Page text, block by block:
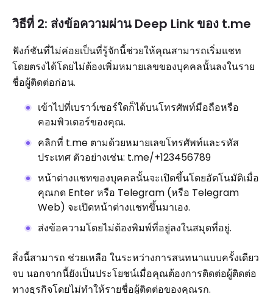
วิธีที่ 2: ส่งข้อความผ่าน Deep Link ของ t.me
ฟังก์ชันที่ไม่ค่อยเป็นที่รู้จักนี้ช่วยให้คุณสามารถเริ่มแชท
โดยตรงได้โดยไม่ต้องเพิ่มหมายเลขของบุคคลนั้นลงในราย
ชื่อผู้ติดต่อก่อน.
เข้าไปที่เบราว์เซอร์ใดก็ได้บนโทรศัพท์มือถือหรือ
คอมพิวเตอร์ของคุณ.
คลิกที่ t.me ตามด้วยหมายเลขโทรศัพท์และรหัส
ประเทศ ตัวอย่างเช่น: t.me/+123456789
หน้าต่างแชทของบุคคลนั้นจะเปิดขึ้นโดยอัตโนมัติเมื่อ
คุณกด Enter หรือ Telegram (หรือ Telegram
Web) จะเปิดหน้าต่างแชทขึ้นมาเอง.
ส่งข้อความโดยไม่ต้องพิมพ์ที่อยู่ลงในสมุดที่อยู่.
สิ่งนี้สามารถ ช่วยเหลือ ในระหว่างการสนทนาแบบครั้งเดียว
จบ นอกจากนี้ยังเป็นประโยชน์เมื่อคุณต้องการติดต่อผู้ติดต่อ
ทางธุรกิจโดยไม่ทำให้รายชื่อผู้ติดต่อของคุณรก.